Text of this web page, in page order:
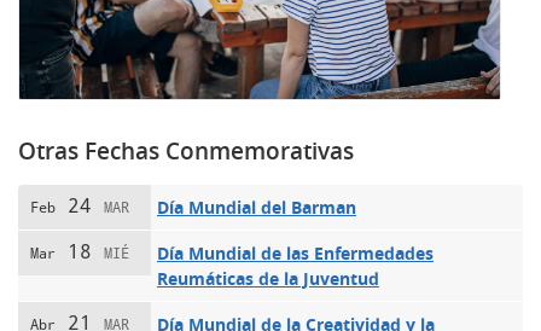
Otras Fechas Conmemorativas
Feb 24 MAR Día Mundial del Barman
Mar 18 MIÉ
Día Mundial de las Enfermedades
Reumáticas de la Juventud
Abr 21 MAR
Día Mundial de la Creatividad y la